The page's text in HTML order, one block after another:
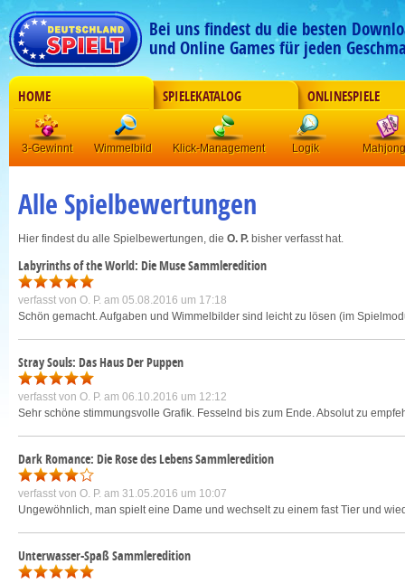
Bei uns findest du die besten
und Online Games für jeden
HOME SPIELEKATALOG ONLINESPIELE
3-Gewinnt Wimmelbild Klick-Management Logik Mahjong
Alle Spielbewertungen
Hier findest du alle Spielbewertungen, die O. P. bisher verfasst hat.
Labyrinths of the World: Die Muse Sammleredition
verfasst von O. P. am 05.08.2016 um 17:18
Schön gemacht. Aufgaben und Wimmelbilder sind leicht zu lösen (im
Stray Souls: Das Haus Der Puppen
verfasst von O. P. am 06.10.2016 um 12:12
Sehr schöne stimmungsvolle Grafik. Fesselnd bis zum Ende. Absolut zu
Dark Romance: Die Rose des Lebens Sammleredition
verfasst von O. P. am 31.05.2016 um 10:07
Ungewöhnlich, man spielt eine Dame und wechselt zu einem fast Tier und
Unterwasser-Spaß Sammleredition